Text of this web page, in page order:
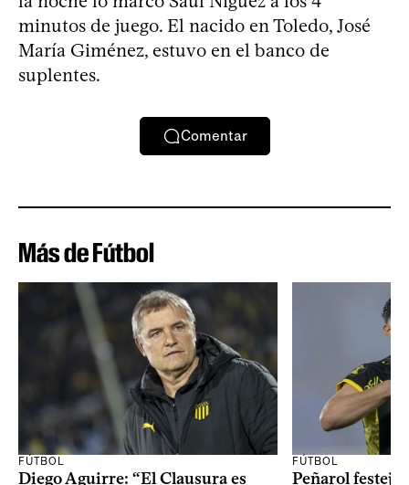
minutos de juego. El nacido en Toledo, José
María Giménez, estuvo en el banco de
suplentes.
Comentar
Más de Fútbol
FÚTBOL
Diego Aguirre: “El Clausura es
FÚTBOL
Peñarol